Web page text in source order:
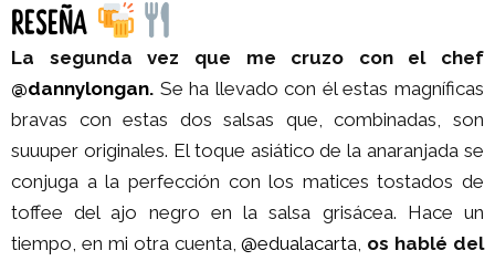
RESEÑA
La segunda vez que me cruzo con el chef
@dannylongan. Se ha llevado con él estas magníficas
bravas con estas dos salsas que, combinadas, son
suuuper originales. El toque asiático de la anaranjada se
conjuga a la perfección con los matices tostados de
toffee del ajo negro en la salsa grisácea. Hace un
tiempo, en mi otra cuenta,@edualacarta os hablé del